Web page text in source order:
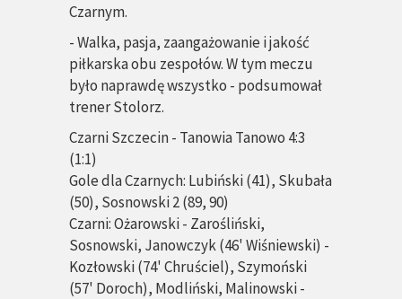
Czarnym.
- Walka, pasja, zaangażowanie i jakość
piłkarska obu zespołów. W tym meczu
było naprawdę wszystko - podsumował
trener Stolorz.
Czarni Szczecin - Tanowia Tanowo 4:3
(1:1)
Gole dla Czarnych: Lubiński (41), Skubała
(50), Sosnowski 2 (89, 90)
Czarni:Ożarowski - Zarośliński,
Sosnowski, Janowczyk (46' Wiśniewski) -
Kozłowski (74' Chruściel), Szymoński
(57' Doroch), Modliński, Malinowski -